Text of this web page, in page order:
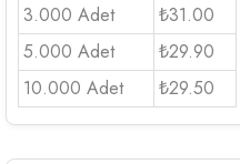
3.000 Adet
₺31.00
5.000 Adet
₺29.90
10.000 Adet
₺29.50